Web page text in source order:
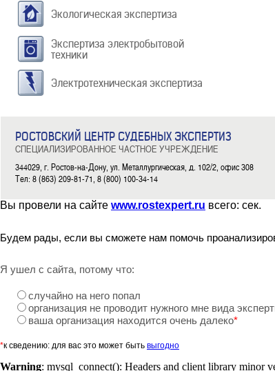
Экологическая экспертиза
Экспертиза электробытовой
техники
Электротехническая экспертиза
РОСТОВСКИЙ ЦЕНТР СУДЕБНЫХ ЭКСПЕРТИЗ
СПЕЦИАЛИЗИРОВАННОЕ ЧАСТНОЕ УЧРЕЖДЕНИЕ
344029, г. Ростов-на-Дону, ул. Металлургическая, д. 102/2, офис 308
Тел: 8 (863) 209-81-71, 8 (800) 100-34-14
Вы провели на сайте www.rostexpert.ru всего: сек.
Будем рады, если вы сможете нам помочь
Я ушел с сайта, потому что:
случайно на него попал
организация не проводит нужного мне вида
ваша организация находится очень далеко*
*к сведению: для вас это может быть выгодно
Warning: mysql_connect(): Headers and client library minor